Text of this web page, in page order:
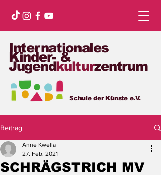
Internationales
Kinder- &
Jugendkulturzentrum
Schule der Künste e.V.
Beitrag
SCHRÄGSTRICH MV
Anne Kwella
27. Feb. 2021